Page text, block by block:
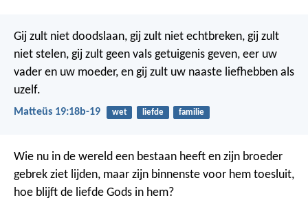
Gij zult niet doodslaan, gij zult niet echtbreken, gij zult
niet stelen, gij zult geen vals getuigenis geven, eer uw
vader en uw moeder, en gij zult uw naaste liefhebben als
uzelf.
Matteüs 19:18b-19 wet liefde familie
Wie nu in de wereld een bestaan heeft en zijn broeder
gebrek ziet lijden, maar zijn binnenste voor hem toesluit,
hoe blijft de liefde Gods in hem?